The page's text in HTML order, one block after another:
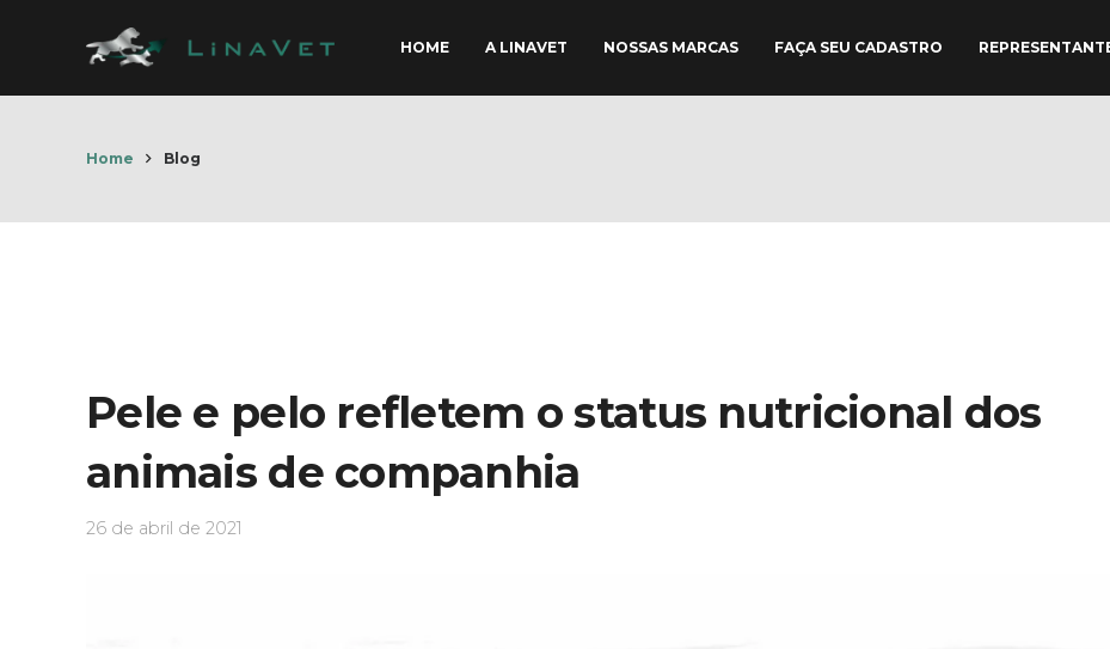
HOME A LINAVET NOSSAS MARCAS FAÇA SEU CADASTRO
Home Blog
Pele e pelo refletem o status nutricional dos
animais de companhia
26 de abril de 2021